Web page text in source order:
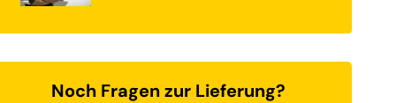
Figur
Figur
Noch Fragen zur Lieferung?